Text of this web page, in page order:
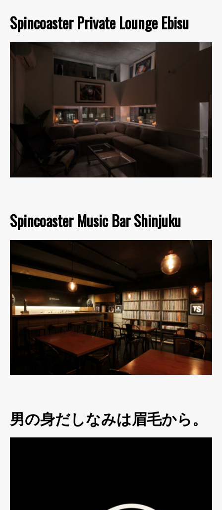
Spincoaster Private Lounge Ebisu
Spincoaster Music Bar Shinjuku
男の身だしなみは眉毛から。